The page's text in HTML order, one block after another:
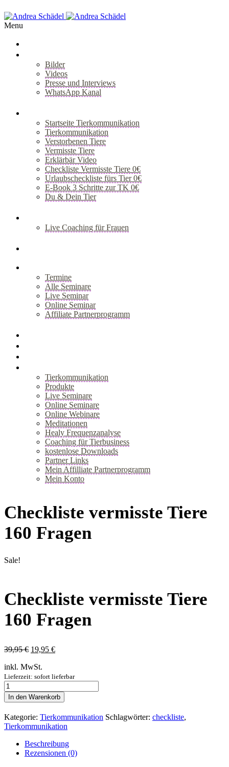
Menu
Bilder
Videos
Presse und Interviews
WhatsApp Kanal
Startseite Tierkommunikation
Tierkommunikation
Verstorbenen Tiere
Vermisste Tiere
Erklärbär Video
Checkliste Vermisste Tiere 0€
Urlaubscheckliste fürs Tier 0€
E-Book 3 Schritte zur TK 0€
Du & Dein Tier
Live Coaching für Frauen
Termine
Alle Seminare
Live Seminar
Online Seminar
Affiliate Partnerprogramm
Tierkommunikation
Produkte
Live Seminare
Online Seminare
Online Webinare
Meditationen
Healy Frequenzanalyse
Coaching für Tierbusiness
kostenlose Downloads
Partner Links
Mein Affilliate Partnerprogramm
Mein Konto
Checkliste vermisste Tiere
160 Fragen
Sale!
Checkliste vermisste Tiere
160 Fragen
39,95€ Ursprünglicher
war:
39,95 €
19,95 €Aktueller
19,95 €.
inkl. MwSt.
Lieferzeit: sofort lieferbar
Checkliste
vermisste
Tiere
160
Fragen
[Digital]
Menge
In den Warenkorb
Kategorie: Tierkommunikation Schlagwörter: checkliste,
Tierkommunikation
Beschreibung
Rezensionen (0)